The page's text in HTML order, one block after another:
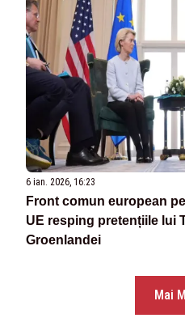
6 ian. 2026, 16:23
Front comun european
UE resping pretențiile lui
Groenlandei
Mai